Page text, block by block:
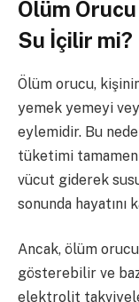
Ölüm
Su İçilir mi?
Ölüm orucu,
yemek yemeyi
eylemidir. Bu
tüketimi
vücut giderek
sonunda hayatını
Ancak, ölüm
gösterebilir ve
elektrolit